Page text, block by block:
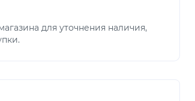
для уточнения наличия,